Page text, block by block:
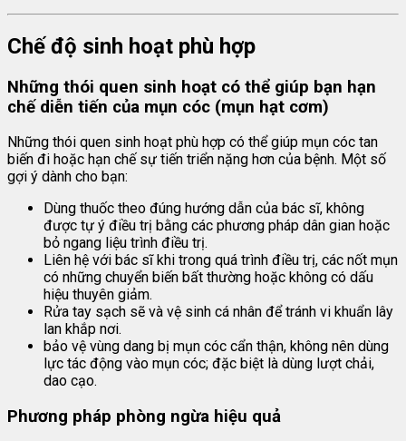
Chế độ sinh hoạt phù hợp
Những thói quen sinh hoạt có thể giúp bạn hạn
chế diễn tiến của mụn cóc (mụn hạt cơm)
Những thói quen sinh hoạt phù hợp có thể giúp mụn cóc tan
biến đi hoặc hạn chế sự tiến triển nặng hơn của bệnh. Một số
gợi ý dành cho bạn:
Dùng thuốc theo đúng hướng dẫn của bác sĩ, không
được tự ý điều trị bằng các phương pháp dân gian hoặc
bỏ ngang liệu trình điều trị.
Liên hệ với bác sĩ khi trong quá trình điều trị, các nốt mụn
có những chuyển biến bất thường hoặc không có dấu
hiệu thuyên giảm.
Rửa tay sạch sẽ và vệ sinh cá nhân để tránh vi khuẩn lây
lan khắp nơi.
bảo vệ vùng dang bị mụn cóc cẩn thận, không nên dùng
lực tác động vào mụn cóc; đặc biệt là dùng lượt chải,
dao cạo.
Phương pháp phòng ngừa hiệu quả